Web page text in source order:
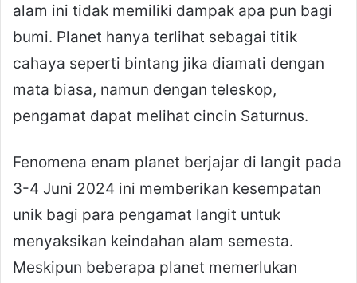
alam ini tidak memiliki dampak apa pun bagi
bumi. Planet hanya terlihat sebagai titik
cahaya seperti bintang jika diamati dengan
mata biasa, namun dengan teleskop,
pengamat dapat melihat cincin Saturnus.
Fenomena enam planet berjajar di langit pada
3-4 Juni 2024 ini memberikan kesempatan
unik bagi para pengamat langit untuk
menyaksikan keindahan alam semesta.
Meskipun beberapa planet memerlukan